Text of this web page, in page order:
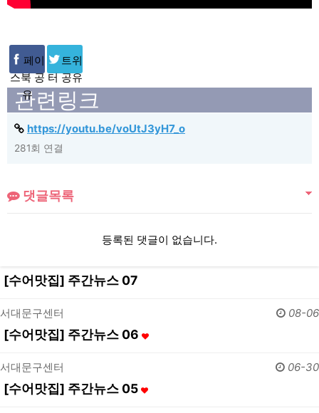
페이
스북 공
유
트위
터 공유
관련링크
https://youtu.be/voUtJ3yH7_o
281회 연결
댓글목록
등록된 댓글이 없습니다.
[수어맛집] 주간뉴스 07
서대문구센터 08-06
[수어맛집] 주간뉴스 06
서대문구센터 06-30
[수어맛집] 주간뉴스 05